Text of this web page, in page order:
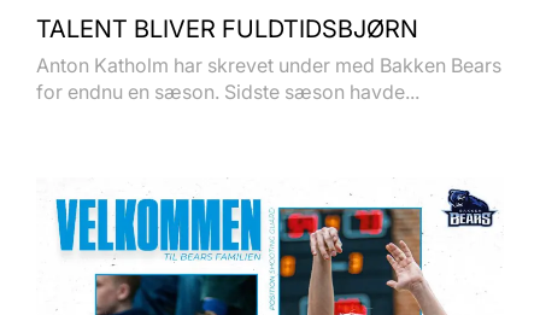
TALENT BLIVER FULDTIDSBJØRN
Anton Katholm har skrevet under med Bakken Bears
for endnu en sæson. Sidste sæson havde...